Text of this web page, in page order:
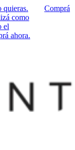
quieras.
Comprá
como
el
ahora.